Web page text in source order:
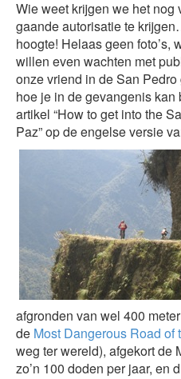
Wie weet krijgen we het nog
gaande autorisatie te
hoogte! Helaas geen foto’s,
willen even wachten met
onze vriend in de San
hoe je in de gevangenis
artikel “How to get into the
Paz” op de engelse versie
afgronden van wel 400
de Most Dangerous Road of
weg ter wereld), afgekort de
zo’n 100 doden per jaar, en